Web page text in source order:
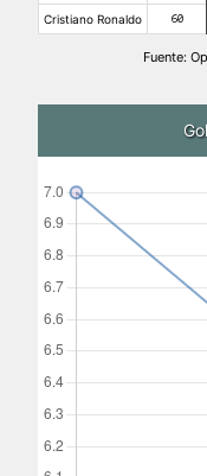
Cristiano Ronaldo 60
Fuente: